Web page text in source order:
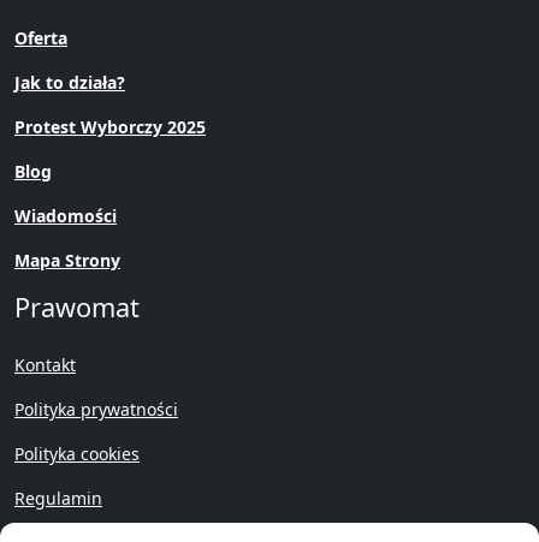
Oferta
Jak to działa?
Protest Wyborczy 2025
Blog
Wiadomości
Mapa Strony
Prawomat
Kontakt
Polityka prywatności
Polityka cookies
Regulamin